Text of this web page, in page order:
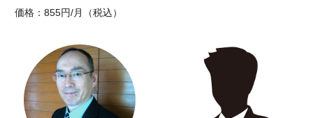
価格：855円/月（税込）